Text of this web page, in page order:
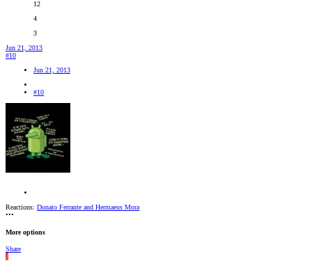
12
4
3
Jun 21, 2013
#10
Jun 21, 2013
#10
Reactions: Donato Ferrante and Hermaeus Mora
•••
More options
Share
J